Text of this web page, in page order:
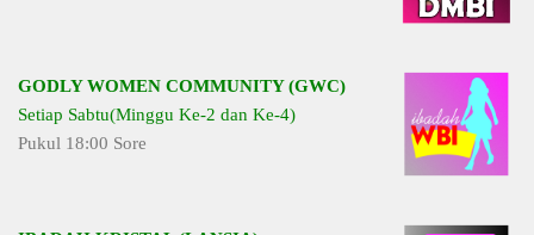
GODLY WOMEN COMMUNITY (GWC)
Setiap Sabtu(Minggu Ke-2 dan Ke-4)
Pukul 18:00 Sore